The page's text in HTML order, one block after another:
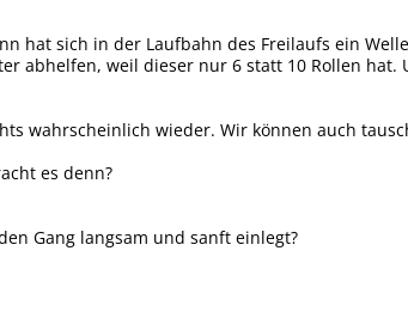
hat sich in der Laufbahn des Freilaufs ein
abhelfen, weil dieser nur 6 statt 10 Rollen hat.
wahrscheinlich wieder. Wir können auch
es denn?
Gang langsam und sanft einlegt?